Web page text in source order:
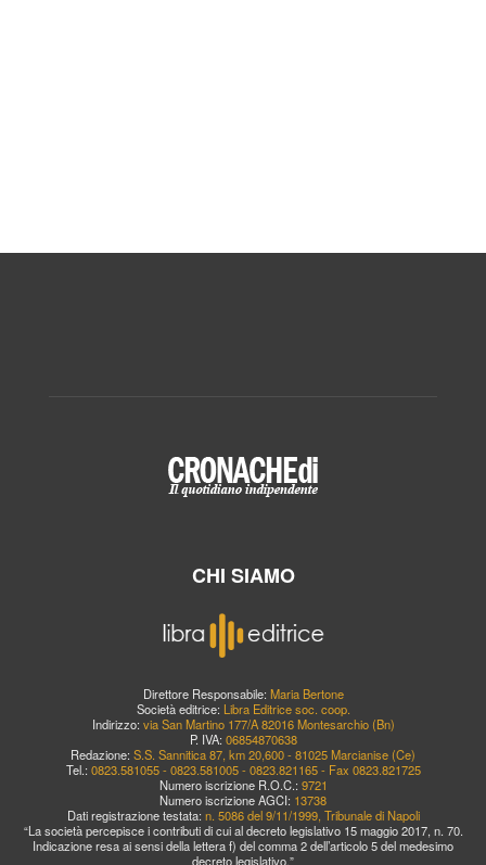
CHI SIAMO
Direttore Responsabile: Maria Bertone
Società editrice: Libra Editrice soc. coop.
Indirizzo: via San Martino 177/A 82016 Montesarchio (Bn)
P. IVA: 06854870638
Redazione: S.S. Sannitica 87, km 20,600 - 81025 Marcianise (Ce)
Tel.: 0823.581055 - 0823.581005 - 0823.821165 - Fax 0823.821725
Numero iscrizione R.O.C.: 9721
Numero iscrizione AGCI: 13738
Dati registrazione testata: n. 5086 del 9/11/1999, Tribunale di Napoli
“La società percepisce i contributi di cui al decreto legislativo 15 maggio 2017, n. 70.
Indicazione resa ai sensi della lettera f) del comma 2 dell’articolo 5 del medesimo
decreto legislativo.”